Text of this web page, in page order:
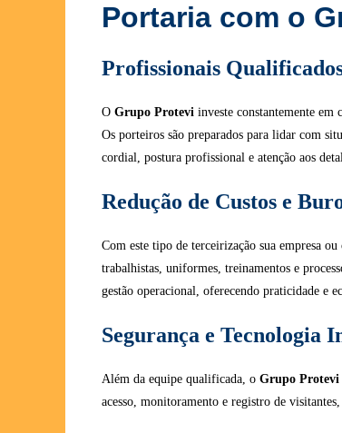
Portaria com o
Profissionais
O Grupo Protevi investe constantemente em
Os porteiros são preparados para lidar com
cordial, postura profissional e atenção aos
Redução de Custos e
Com este tipo de terceirização sua empresa
trabalhistas, uniformes, treinamentos e
gestão operacional, oferecendo praticidade e
Segurança e Tecnologia
Além da equipe qualificada, o Grupo Protevi
acesso, monitoramento e registro de